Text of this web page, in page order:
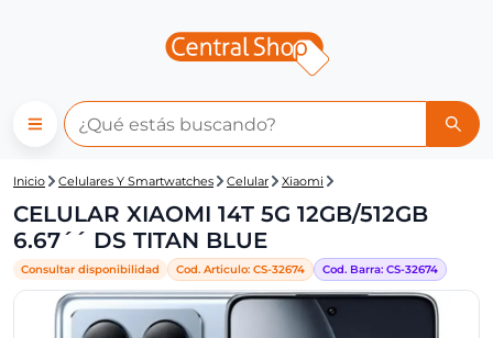
Central Shop: CELULAR
Inicio Celulares Y Smartwatches Celular Xiaomi
CELULAR XIAOMI 14T 5G 12GB/512GB
6.67´´ DS TITAN BLUE
Consultar disponibilidad Cod. Articulo: CS-32674 Cod. Barra: CS-32674